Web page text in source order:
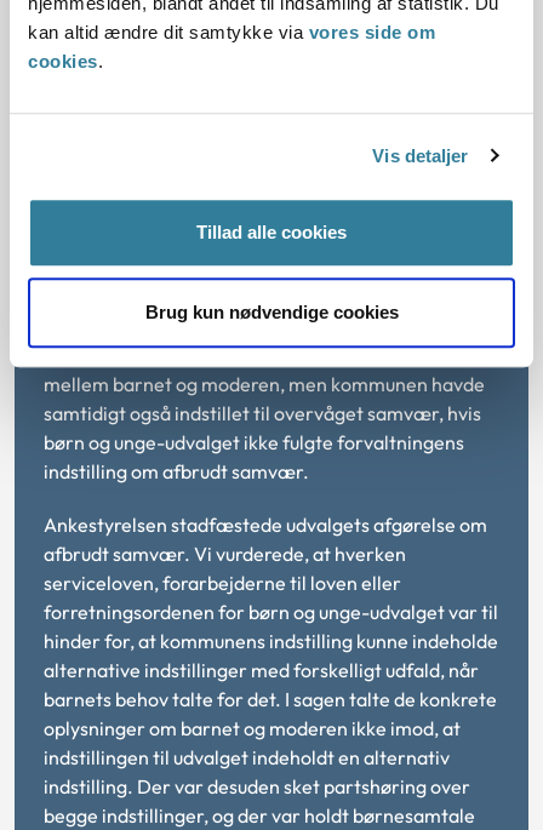
kan altid ændre dit samtykke via vores side om
cookies.
Vis detaljer
Tillad alle cookies
Brug kun nødvendige cookies
forældrenes kontakt til barnet, selv om kommunen
alene havde indstillet til overvåget samvær efter
en artikel i Nyt fra Ankestyrelsen nr. 7, december
Ankestyrelsens afgørelse i en anden konkret sag:
Ankestyrelsen afgjorde i januar 2021 en sag, hvor
kommunen havde indstillet til afbrudt samvær
mellem barnet og moderen, men kommunen havde
samtidigt også indstillet til overvåget samvær, hvis
børn og unge-udvalget ikke fulgte forvaltningens
indstilling om afbrudt samvær.
Ankestyrelsen stadfæstede udvalgets afgørelse om
afbrudt samvær. Vi vurderede, at hverken
serviceloven, forarbejderne til loven eller
forretningsordenen for børn og unge-udvalget var til
hinder for, at kommunens indstilling kunne indeholde
alternative indstillinger med forskelligt udfald, når
barnets behov talte for det. I sagen talte de konkrete
oplysninger om barnet og moderen ikke imod, at
indstillingen til udvalget indeholdt en alternativ
indstilling. Der var desuden sket partshøring over
begge indstillinger, og der var holdt børnesamtale